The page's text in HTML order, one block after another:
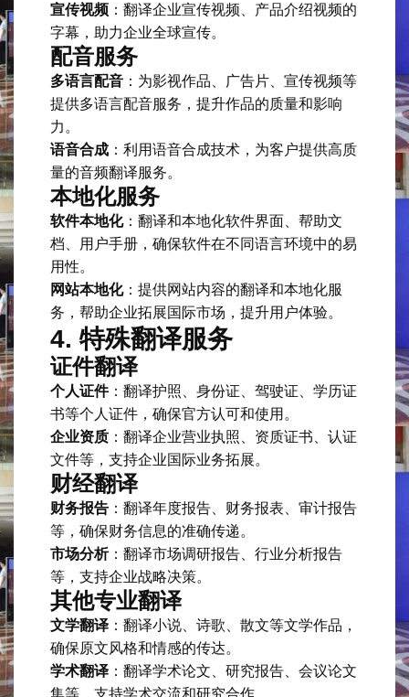
宣传视频 ：翻译企业宣传视频、产品介绍视频的
字幕，助力企业全球宣传。
配音服务
多语言配音 ：为影视作品、广告片、宣传视频等
提供多语言配音服务，提升作品的质量和影响
力。
语音合成 ：利用语音合成技术，为客户提供高质
量的音频翻译服务。
本地化服务
软件本地化：翻译和本地化软件界面、帮助文
档、用户手册，确保软件在不同语言环境中的易
用性。
网站本地化：提供网站内容的翻译和本地化服
务，帮助企业拓展国际市场，提升用户体验。
4. 特殊翻译服务
证件翻译
个人证件：翻译护照、身份证、驾驶证、学历证
书等个人证件，确保官方认可和使用。
企业资质 ：翻译企业营业执照、资质证书、认证
文件等，支持企业国际业务拓展。
财经翻译
财务报告 ：翻译年度报告、财务报表、审计报告
等，确保财务信息的准确传递。
市场分析：翻译市场调研报告、行业分析报告
等，支持企业战略决策。
其他专业翻译
文学翻译 ：翻译小说、诗歌、散文等文学作品，
确保原文风格和情感的传达。
学术翻译 ：翻译学术论文、研究报告、会议论文
集等，支持学术交流和研究合作。